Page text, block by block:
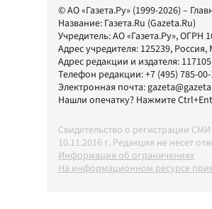
© АО «Газета.Ру» (1999-2026) –
Название: Газета.Ru (Gazeta.Ru)
Учредитель:АО «Газета.Ру», ОГРН
Адрес учредителя: 125239,
Адрес редакции и издателя: 117105
Телефон редакции:+7 (495) 785-
Электронная почта:
Нашли опечатку? Нажмите
Свидетельство о регистрации
10.11.2016 г. Редакция не несет
Информация об ограничениях
На информационном ресурсе